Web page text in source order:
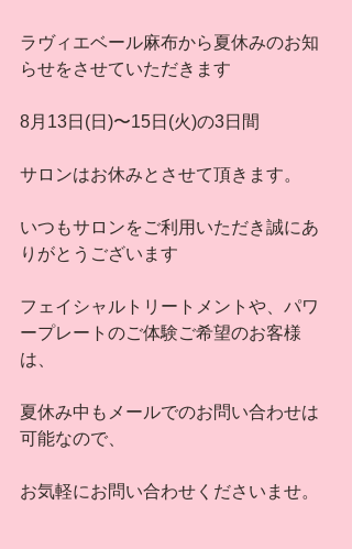
ラヴィエベール麻布から夏休みのお知
らせをさせていただきます
8月13日(日)〜15日(火)の3日間
サロンはお休みとさせて頂きます。
いつもサロンをご利用いただき誠にあ
りがとうございます
フェイシャルトリートメントや、パワ
ープレートのご体験ご希望のお客様
は、
夏休み中もメールでのお問い合わせは
可能なので、
お気軽にお問い合わせくださいませ。